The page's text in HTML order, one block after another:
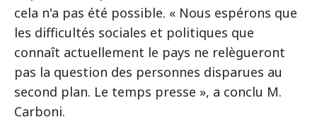
cela n'a pas été possible. « Nous espérons que
les difficultés sociales et politiques que
connaît actuellement le pays ne relègueront
pas la question des personnes disparues au
second plan. Le temps presse », a conclu M.
Carboni.